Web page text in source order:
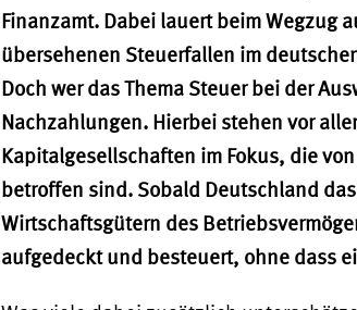
Finanzamt. Dabei lauert beim Wegzug
übersehenen Steuerfallen im
Doch wer das Thema Steuer bei der
Nachzahlungen. Hierbei stehen vor
Kapitalgesellschaften im Fokus, die
betroffen sind. Sobald Deutschland
Wirtschaftsgütern des
aufgedeckt und besteuert, ohne dass